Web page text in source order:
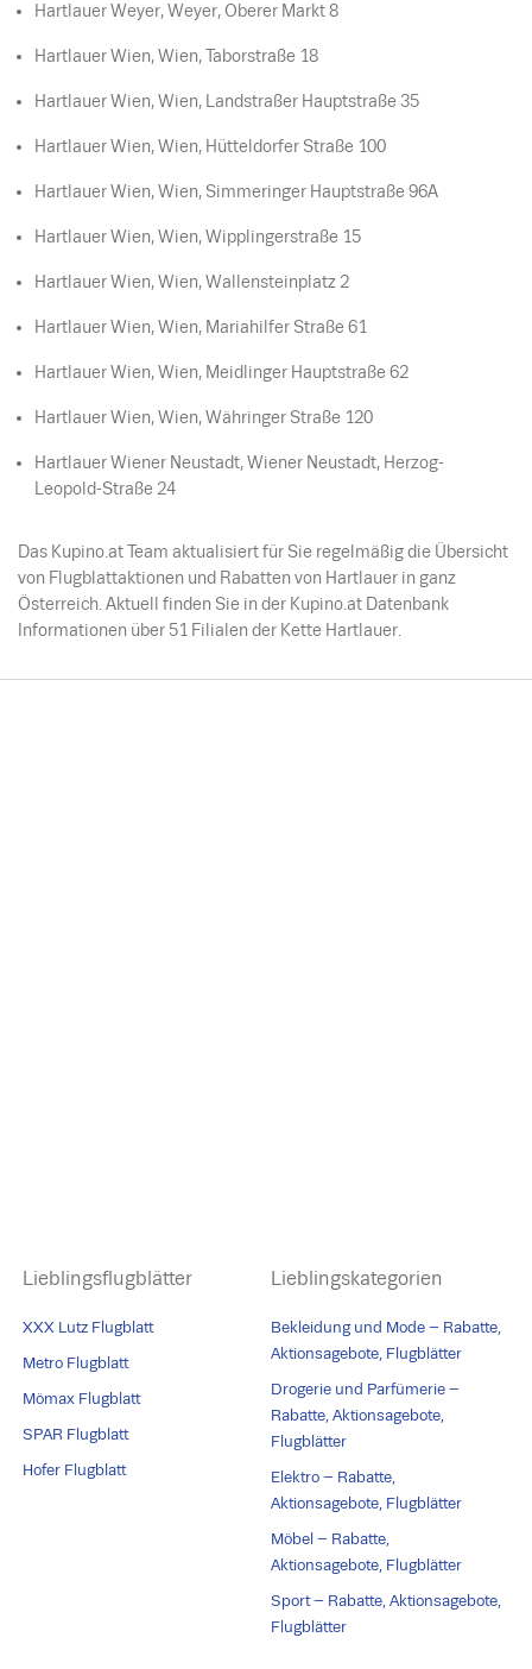
Hartlauer Weyer, Weyer, Oberer Markt 8
Hartlauer Wien, Wien, Taborstraße 18
Hartlauer Wien, Wien, Landstraßer Hauptstraße 35
Hartlauer Wien, Wien, Hütteldorfer Straße 100
Hartlauer Wien, Wien, Simmeringer Hauptstraße 96A
Hartlauer Wien, Wien, Wipplingerstraße 15
Hartlauer Wien, Wien, Wallensteinplatz 2
Hartlauer Wien, Wien, Mariahilfer Straße 61
Hartlauer Wien, Wien, Meidlinger Hauptstraße 62
Hartlauer Wien, Wien, Währinger Straße 120
Hartlauer Wiener Neustadt, Wiener Neustadt, Herzog-
Leopold-Straße 24
Das Kupino.at Team aktualisiert für Sie regelmäßig die Übersicht
von Flugblattaktionen und Rabatten von Hartlauer in ganz
Österreich. Aktuell finden Sie in der Kupino.at Datenbank
Informationen über 51 Filialen der Kette Hartlauer.
Lieblingsflugblätter
XXX Lutz Flugblatt
Metro Flugblatt
Mömax Flugblatt
SPAR Flugblatt
Hofer Flugblatt
Lieblingskategorien
Bekleidung und Mode – Rabatte,
Aktionsagebote, Flugblätter
Drogerie und Parfümerie –
Rabatte, Aktionsagebote,
Flugblätter
Elektro – Rabatte,
Aktionsagebote, Flugblätter
Möbel – Rabatte,
Aktionsagebote, Flugblätter
Sport – Rabatte, Aktionsagebote,
Flugblätter